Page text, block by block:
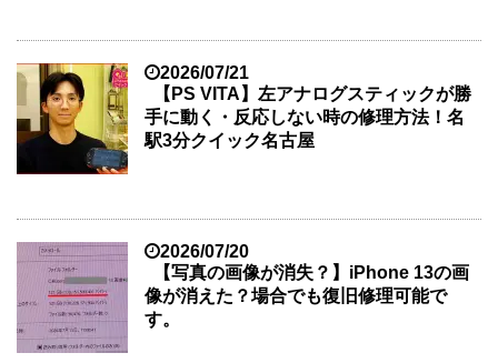
2026/07/21
【PS VITA】左アナログスティックが勝
手に動く・反応しない時の修理方法！名
駅3分クイック名古屋
2026/07/20
【写真の画像が消失？】iPhone 13の画
像が消えた？場合でも復旧修理可能で
す。